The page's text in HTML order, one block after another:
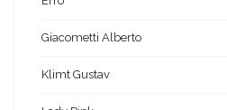
Giacometti Alberto
Klimt Gustav